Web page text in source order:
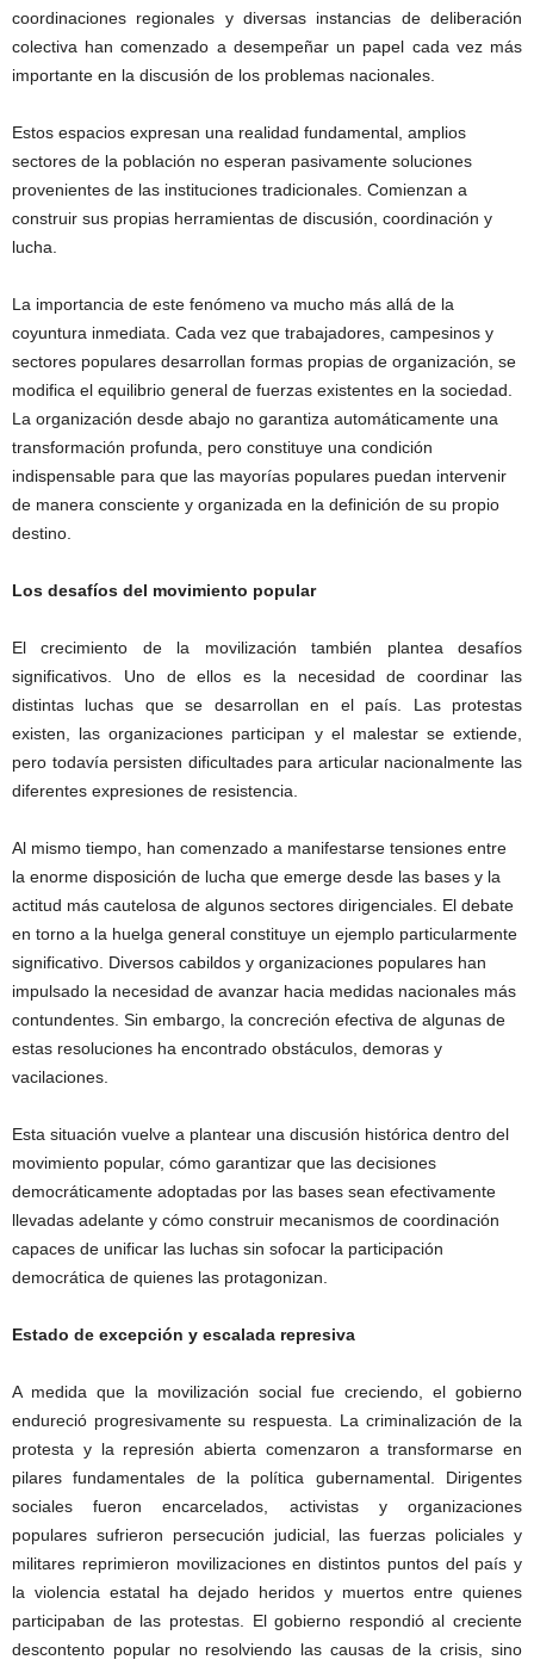
coordinaciones regionales y diversas instancias de deliberación
colectiva han comenzado a desempeñar un papel cada vez más
importante en la discusión de los problemas nacionales.
Estos espacios expresan una realidad fundamental, amplios
sectores de la población no esperan pasivamente soluciones
provenientes de las instituciones tradicionales. Comienzan a
construir sus propias herramientas de discusión, coordinación y
lucha.
La importancia de este fenómeno va mucho más allá de la
coyuntura inmediata. Cada vez que trabajadores, campesinos y
sectores populares desarrollan formas propias de organización, se
modifica el equilibrio general de fuerzas existentes en la sociedad.
La organización desde abajo no garantiza automáticamente una
transformación profunda, pero constituye una condición
indispensable para que las mayorías populares puedan intervenir
de manera consciente y organizada en la definición de su propio
destino.
Los desafíos del movimiento popular
El crecimiento de la movilización también plantea desafíos
significativos. Uno de ellos es la necesidad de coordinar las
distintas luchas que se desarrollan en el país. Las protestas
existen, las organizaciones participan y el malestar se extiende,
pero todavía persisten dificultades para articular nacionalmente las
diferentes expresiones de resistencia.
Al mismo tiempo, han comenzado a manifestarse tensiones entre
la enorme disposición de lucha que emerge desde las bases y la
actitud más cautelosa de algunos sectores dirigenciales. El debate
en torno a la huelga general constituye un ejemplo particularmente
significativo. Diversos cabildos y organizaciones populares han
impulsado la necesidad de avanzar hacia medidas nacionales más
contundentes. Sin embargo, la concreción efectiva de algunas de
estas resoluciones ha encontrado obstáculos, demoras y
vacilaciones.
Esta situación vuelve a plantear una discusión histórica dentro del
movimiento popular, cómo garantizar que las decisiones
democráticamente adoptadas por las bases sean efectivamente
llevadas adelante y cómo construir mecanismos de coordinación
capaces de unificar las luchas sin sofocar la participación
democrática de quienes las protagonizan.
Estado de excepción y escalada represiva
A medida que la movilización social fue creciendo, el gobierno
endureció progresivamente su respuesta. La criminalización de la
protesta y la represión abierta comenzaron a transformarse en
pilares fundamentales de la política gubernamental. Dirigentes
sociales fueron encarcelados, activistas y organizaciones
populares sufrieron persecución judicial, las fuerzas policiales y
militares reprimieron movilizaciones en distintos puntos del país y
la violencia estatal ha dejado heridos y muertos entre quienes
participaban de las protestas. El gobierno respondió al creciente
descontento popular no resolviendo las causas de la crisis, sino